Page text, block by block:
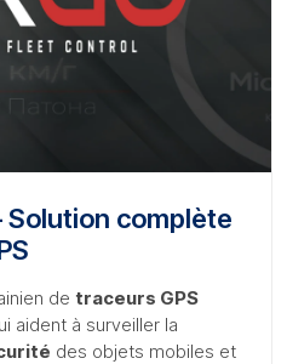
Solution complète
de traceurs GPS
aident à surveiller la
des objets mobiles et